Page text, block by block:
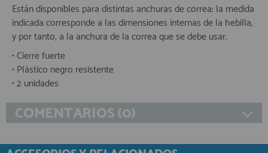
Están disponibles para distintas anchuras de correa: la medida
indicada corresponde a las dimensiones internas de la hebilla,
y por tanto, a la anchura de la correa que se debe usar.
• Cierre fuerte
• Plástico negro resistente
• 2 unidades
COMENTARIOS (0)